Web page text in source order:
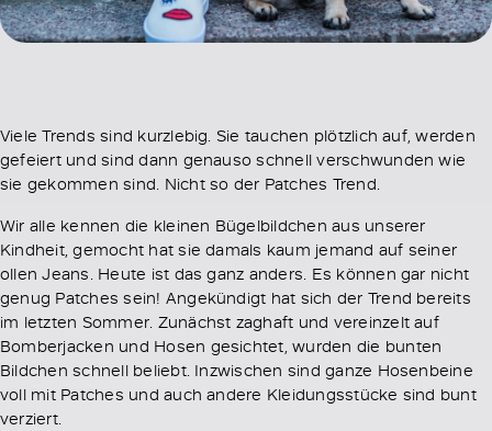
Viele Trends sind kurzlebig. Sie tauchen plötzlich auf, werden
gefeiert und sind dann genauso schnell verschwunden wie
sie gekommen sind. Nicht so der Patches Trend.
Wir alle kennen die kleinen Bügelbildchen aus unserer
Kindheit, gemocht hat sie damals kaum jemand auf seiner
ollen Jeans. Heute ist das ganz anders. Es können gar nicht
genug Patches sein! Angekündigt hat sich der Trend bereits
im letzten Sommer. Zunächst zaghaft und vereinzelt auf
Bomberjacken und Hosen gesichtet, wurden die bunten
Bildchen schnell beliebt. Inzwischen sind ganze Hosenbeine
voll mit Patches und auch andere Kleidungsstücke sind bunt
verziert.